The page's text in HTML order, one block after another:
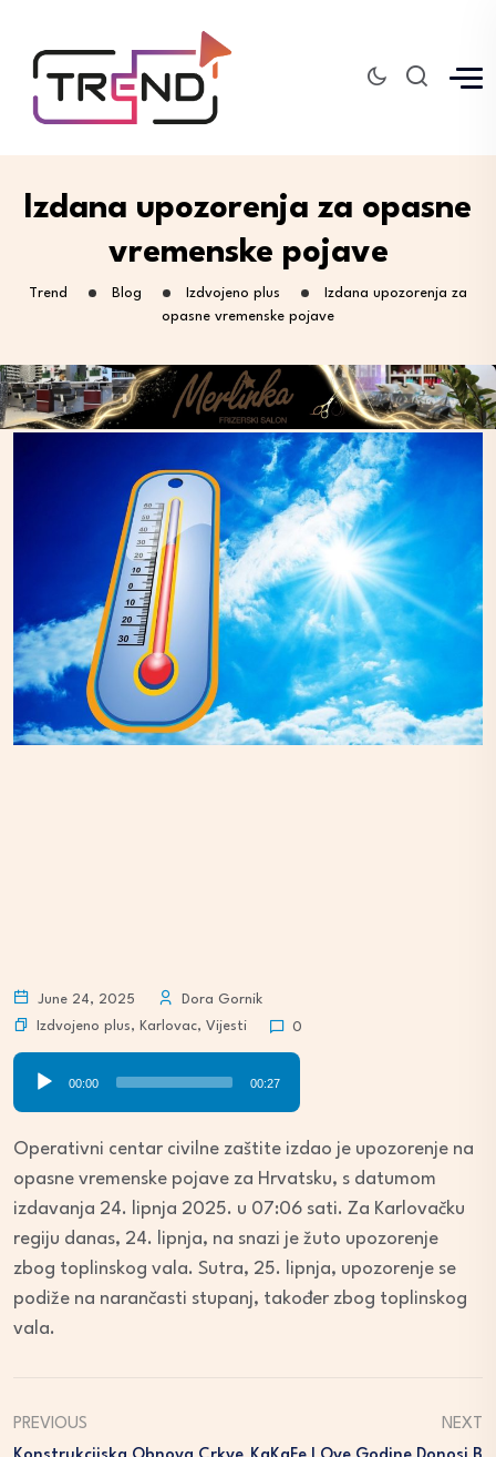
Izdana upozorenja za opasne
vremenske pojave
Trend Blog Izdvojeno plus
Izdana upozorenja za
opasne vremenske pojave
June 24, 2025
Dora Gornik
Izdvojeno plus, Karlovac, Vijesti 0
Audio
Player
00:00 00:27
Operativni centar civilne zaštite izdao je upozorenje na
opasne vremenske pojave za Hrvatsku, s datumom
izdavanja 24. lipnja 2025. u 07:06 sati. Za Karlovačku
regiju danas, 24. lipnja, na snazi je žuto upozorenje
zbog toplinskog vala. Sutra, 25. lipnja, upozorenje se
podiže na narančasti stupanj, također zbog toplinskog
vala.
PREVIOUS
NEXT